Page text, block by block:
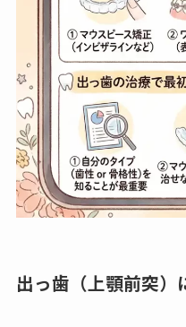
出っ歯（上顎前突）